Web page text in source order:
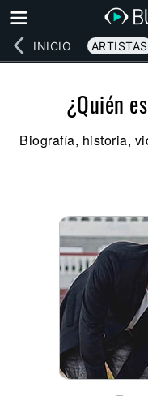
INICIO ARTISTAS
¿Quién
Biografía, historia,